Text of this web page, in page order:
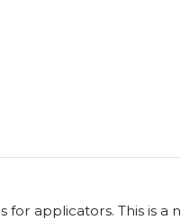
applicators. This is a